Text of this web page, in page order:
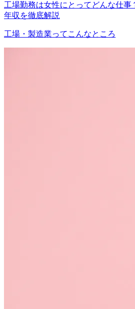
工場勤務は女性にとってどんな仕事
年収を徹底解説
工場・製造業ってこんなところ